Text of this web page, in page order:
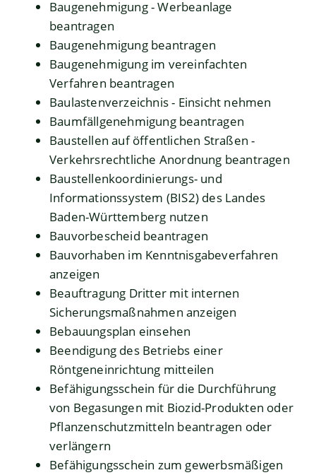
Baugenehmigung - Werbeanlage
beantragen
Baugenehmigung beantragen
Baugenehmigung im vereinfachten
Verfahren beantragen
Baulastenverzeichnis - Einsicht nehmen
Baumfällgenehmigung beantragen
Baustellen auf öffentlichen Straßen -
Verkehrsrechtliche Anordnung beantragen
Baustellenkoordinierungs- und
Informationssystem (BIS2) des Landes
Baden-Württemberg nutzen
Bauvorbescheid beantragen
Bauvorhaben im Kenntnisgabeverfahren
anzeigen
Beauftragung Dritter mit internen
Sicherungsmaßnahmen anzeigen
Bebauungsplan einsehen
Beendigung des Betriebs einer
Röntgeneinrichtung mitteilen
Befähigungsschein für die Durchführung
von Begasungen mit Biozid-Produkten oder
Pflanzenschutzmitteln beantragen oder
verlängern
Befähigungsschein zum gewerbsmäßigen